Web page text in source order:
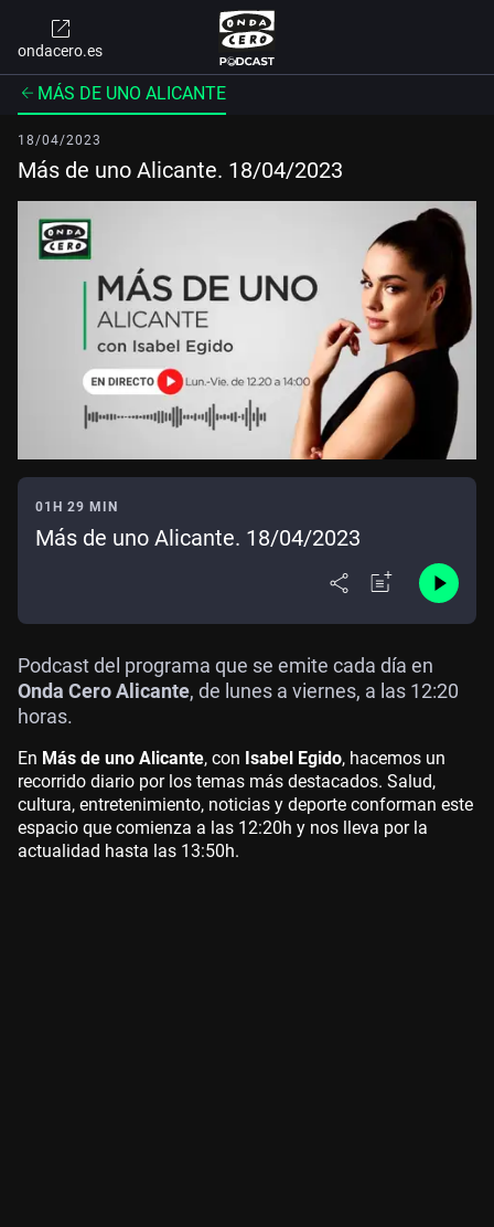
ondacero.es
MÁS DE UNO ALICANTE
18/04/2023
Más de uno Alicante. 18/04/2023
01H 29 MIN
Más de uno Alicante. 18/04/2023
Podcast del programa que se emite cada día en
Onda Cero Alicante, de lunes a viernes, a las 12:20
horas.
En Más de uno Alicante, con Isabel Egido, hacemos un
recorrido diario por los temas más destacados. Salud,
cultura, entretenimiento, noticias y deporte conforman este
espacio que comienza a las 12:20h y nos lleva por la
actualidad hasta las 13:50h.